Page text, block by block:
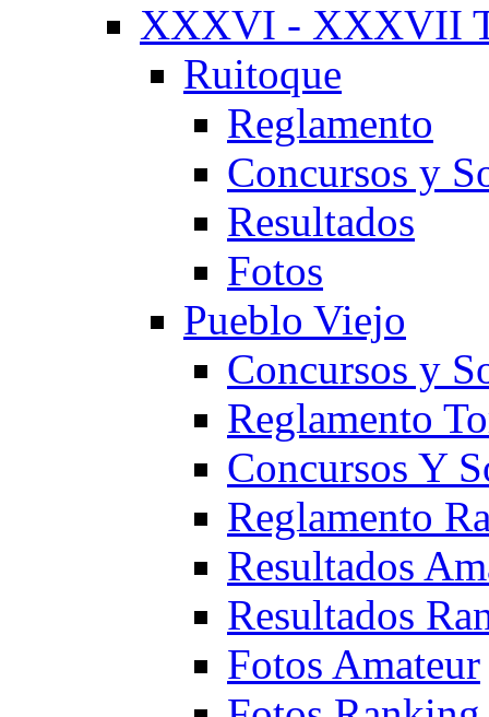
XXXVI - XXXVII
Ruitoque
Reglamento
Concursos y
Resultados
Fotos
Pueblo Viejo
Concursos y
Reglamento
Concursos Y
Reglamento
Resultados
Resultados
Fotos Amateur